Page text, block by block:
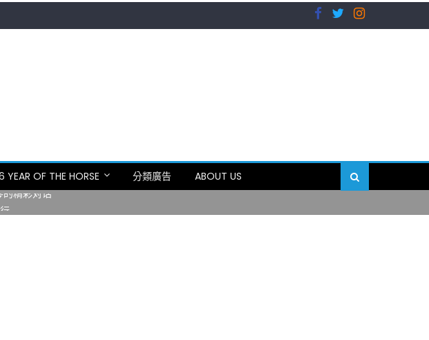
YEAR OF THE HORSE 分類廣告
ABOUT US
三十周年特别报道（五）
精彩对话